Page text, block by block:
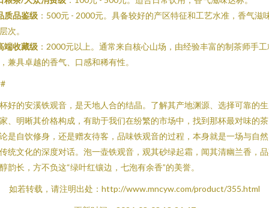
质品鉴级 ：500元 - 2000元。具备较好的产区特征和工艺水准，香气滋
次。
端收藏级 ：2000元以上。通常来自核心山场，由经验丰富的制茶师手工
兼具卓越的香气、口感和稀有性。
好的安溪铁观音，是天地人合的结晶。了解其产地渊源、选择可靠的
、明晰其价格构成，有助于我们在纷繁的市场中，找到那杯最对味的
是自饮修身，还是赠友待客，品味铁观音的过程，本身就是一场与自
统文化的深度对话。泡一壶铁观音，观其砂绿起霜，闻其清幽兰香，
韵长，方不负这“绿叶红镶边，七泡有余香”的美誉。
如若转载，请注明出处：http://www.mncyw.com/product/355.html